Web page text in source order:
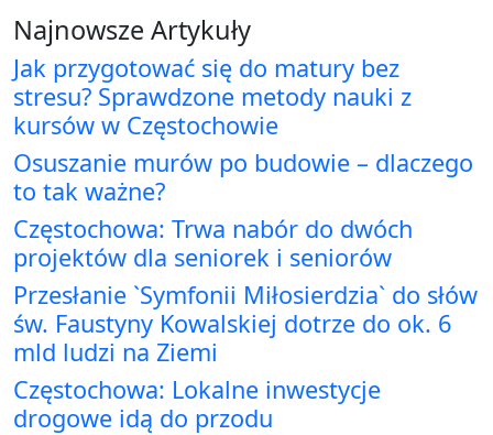
Najnowsze Artykuły
Jak przygotować się do matury bez
stresu? Sprawdzone metody nauki z
kursów w Częstochowie
Osuszanie murów po budowie – dlaczego
to tak ważne?
Częstochowa: Trwa nabór do dwóch
projektów dla seniorek i seniorów
Przesłanie `Symfonii Miłosierdzia` do słów
św. Faustyny Kowalskiej dotrze do ok. 6
mld ludzi na Ziemi
Częstochowa: Lokalne inwestycje
drogowe idą do przodu